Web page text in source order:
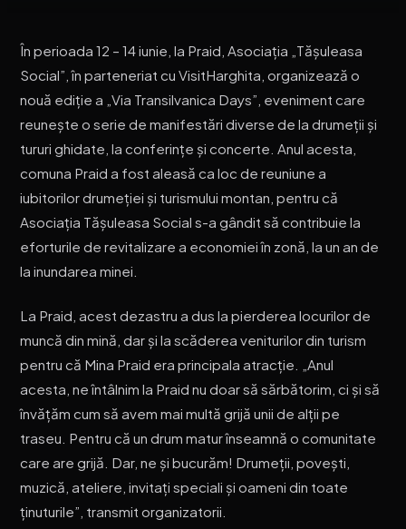
În perioada 12 – 14 iunie, la Praid, Asociația „Tășuleasa
Social”, în parteneriat cu VisitHarghita, organizează o
nouă ediție a „Via Transilvanica Days”, eveniment care
reunește o serie de manifestări diverse de la drumeții și
tururi ghidate, la conferințe și concerte. Anul acesta,
comuna Praid a fost aleasă ca loc de reuniune a
iubitorilor drumeției și turismului montan, pentru că
Asociația Tășuleasa Social s-a gândit să contribuie la
eforturile de revitalizare a economiei în zonă, la un an de
la inundarea minei.
La Praid, acest dezastru a dus la pierderea locurilor de
muncă din mină, dar și la scăderea veniturilor din turism
pentru că Mina Praid era principala atracție. „Anul
acesta, ne întâlnim la Praid nu doar să sărbătorim, ci și să
învățăm cum să avem mai multă grijă unii de alții pe
traseu. Pentru că un drum matur înseamnă o comunitate
care are grijă. Dar, ne și bucurăm! Drumeții, povești,
muzică, ateliere, invitați speciali și oameni din toate
ținuturile”, transmit organizatorii.